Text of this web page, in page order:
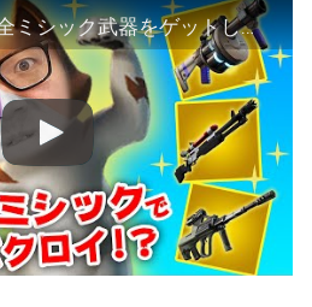
【フォートナイト】全ミシック武器をゲットしとんでもない結果を残す!?ビクロイなるか!?【ヒカキンゲームズ】